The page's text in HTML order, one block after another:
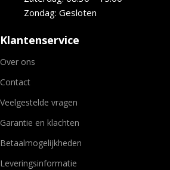
Zondag: Gesloten
Klantenservice
Over ons
Contact
Veelgestelde vragen
Garantie en klachten
Betaalmogelijkheden
Leveringsinformatie